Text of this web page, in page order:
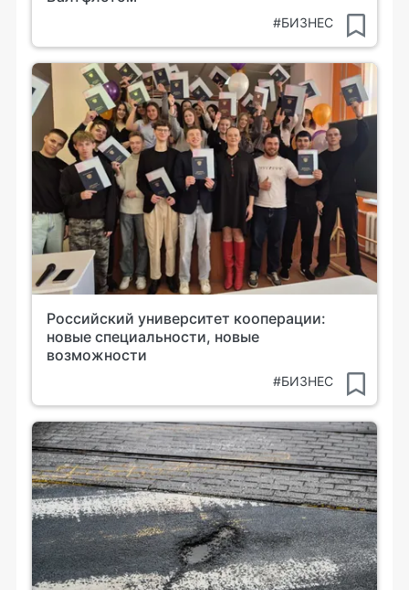
#БИЗНЕС
Российский университет кооперации:
новые специальности, новые
возможности
#БИЗНЕС